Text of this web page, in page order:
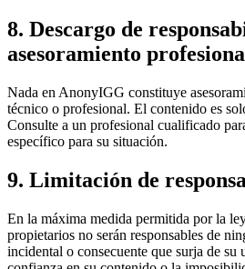
8. Descargo de
asesoramiento
Nada en AnonyIGG constituye
técnico o profesional. El contenido es
Consulte a un profesional cualificado
específico para su situación.
9. Limitación de
En la máxima medida permitida por la
propietarios no serán responsables de
incidental o consecuente que surja de su